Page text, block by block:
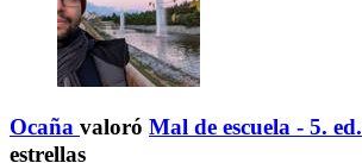
Ocaña valoró Mal de escuela - 5. ed.
estrellas